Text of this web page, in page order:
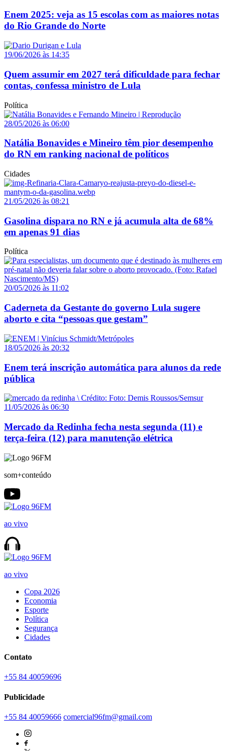
Enem 2025: veja as 15 escolas com as maiores notas
do Rio Grande do Norte
19/06/2026 às 14:35
Quem assumir em 2027 terá dificuldade para fechar
contas, confessa ministro de Lula
Política
28/05/2026 às 06:00
Natália Bonavides e Mineiro têm pior desempenho
do RN em ranking nacional de políticos
Cidades
21/05/2026 às 08:21
Gasolina dispara no RN e já acumula alta de 68%
em apenas 91 dias
Política
20/05/2026 às 11:02
Caderneta da Gestante do governo Lula sugere
aborto e cita “pessoas que gestam”
18/05/2026 às 20:32
Enem terá inscrição automática para alunos da rede
pública
11/05/2026 às 06:30
Mercado da Redinha fecha nesta segunda (11) e
terça-feira (12) para manutenção elétrica
som+conteúdo
ao vivo
ao vivo
Copa 2026
Economia
Esporte
Política
Segurança
Cidades
Contato
+55 84 40059696
Publicidade
+55 84 40059666 comercial96fm@gmail.com